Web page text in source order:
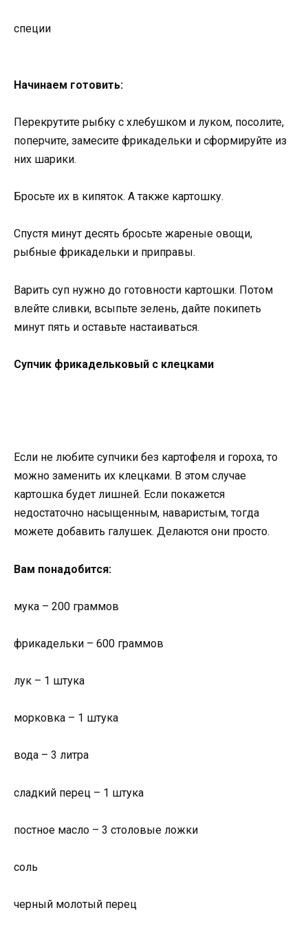
специи
Начинаем готовить:
Перекрутите рыбку с хлебушком и луком, посолите,
поперчите, замесите фрикадельки и сформируйте из
них шарики.
Бросьте их в кипяток. А также картошку.
Спустя минут десять бросьте жареные овощи,
рыбные фрикадельки и приправы.
Варить суп нужно до готовности картошки. Потом
влейте сливки, всыпьте зелень, дайте покипеть
минут пять и оставьте настаиваться.
Супчик фрикадельковый с клецками
Если не любите супчики без картофеля и гороха, то
можно заменить их клецками. В этом случае
картошка будет лишней. Если покажется
недостаточно насыщенным, наваристым, тогда
можете добавить галушек. Делаются они просто.
Вам понадобится:
мука – 200 граммов
фрикадельки – 600 граммов
лук – 1 штука
морковка – 1 штука
вода – 3 литра
сладкий перец – 1 штука
постное масло – 3 столовые ложки
соль
черный молотый перец